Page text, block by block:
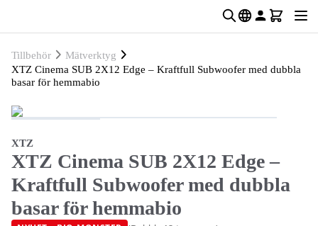
Tillbehör
Mätverktyg
XTZ Cinema SUB 2X12 Edge – Kraftfull Subwoofer med dubbla
basar för hemmabio
XTZ
XTZ Cinema SUB 2X12 Edge –
Kraftfull Subwoofer med dubbla
basar för hemmabio